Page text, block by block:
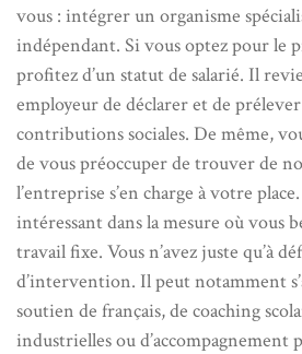
vous : intégrer un organisme
indépendant. Si vous optez pour le
profitez d’un statut de salarié. Il
employeur de déclarer et de
contributions sociales. De même,
de vous préoccuper de trouver de
l’entreprise s’en charge à votre
intéressant dans la mesure où vous
travail fixe. Vous n’avez juste qu’à
d’intervention. Il peut notamment
soutien de français, de coaching
industrielles ou d’accompagnement